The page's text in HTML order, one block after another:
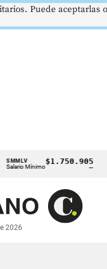
Mínimo
$1.750.905
2026
Puede aceptarlas